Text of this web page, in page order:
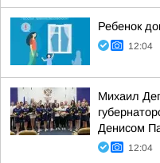
Ребенок
12:04
Михаил
Денисом
12:04